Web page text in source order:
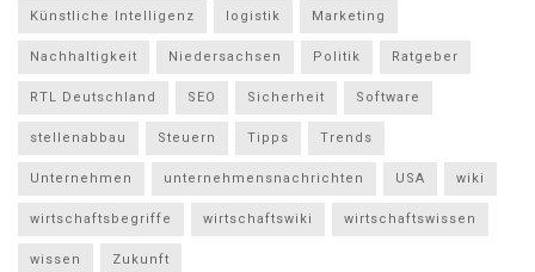
Künstliche Intelligenz logistik Marketing
Nachhaltigkeit Niedersachsen Politik Ratgeber
RTL Deutschland SEO Sicherheit Software
stellenabbau Steuern Tipps Trends
Unternehmen unternehmensnachrichten USA wiki
wirtschaftsbegriffe wirtschaftswiki wirtschaftswissen
wissen Zukunft